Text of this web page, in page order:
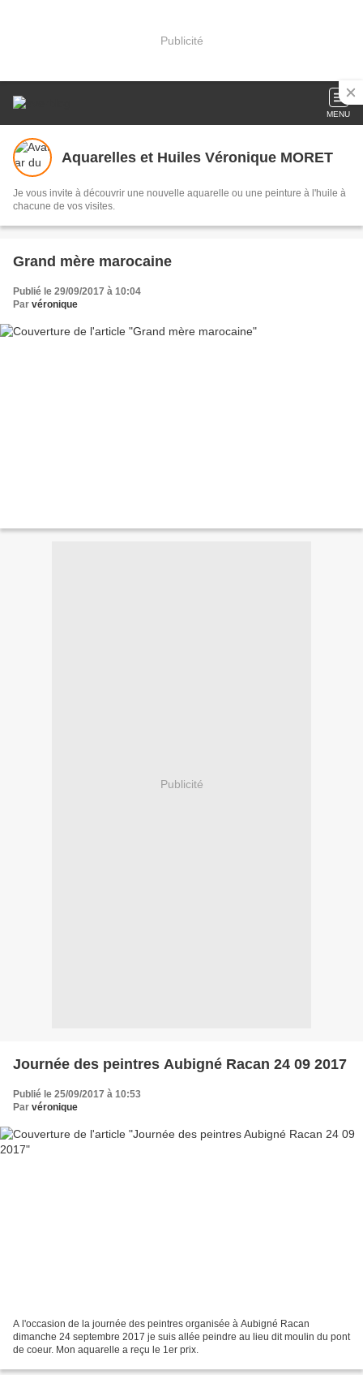
Publicité
MENU
Aquarelles et Huiles Véronique MORET
Je vous invite à découvrir une nouvelle aquarelle ou une peinture à l'huile à
chacune de vos visites.
Grand mère marocaine
Publié le 29/09/2017 à 10:04
Par véronique
Publicité
Journée des peintres Aubigné Racan 24 09 2017
Publié le 25/09/2017 à 10:53
Par véronique
A l'occasion de la journée des peintres organisée à Aubigné Racan
dimanche 24 septembre 2017 je suis allée peindre au lieu dit moulin du pont
de coeur. Mon aquarelle a reçu le 1er prix.